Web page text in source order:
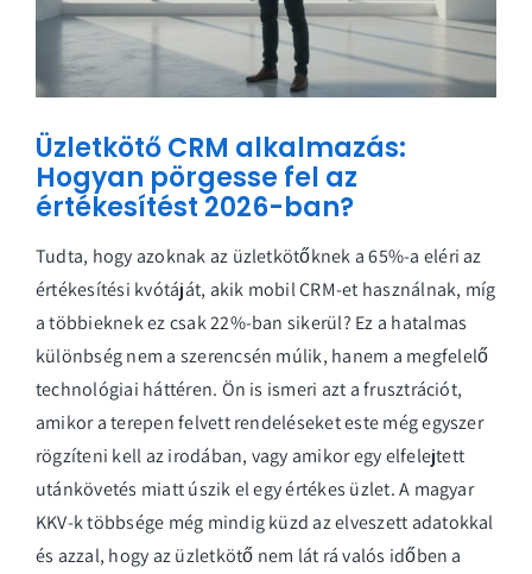
Üzletkötő CRM alkalmazás:
Hogyan pörgesse fel az
értékesítést 2026-ban?
Tudta, hogy azoknak az üzletkötőknek a 65%-a eléri az
értékesítési kvótáját, akik mobil CRM-et használnak, míg
a többieknek ez csak 22%-ban sikerül? Ez a hatalmas
különbség nem a szerencsén múlik, hanem a megfelelő
technológiai háttéren. Ön is ismeri azt a frusztrációt,
amikor a terepen felvett rendeléseket este még egyszer
rögzíteni kell az irodában, vagy amikor egy elfelejtett
utánkövetés miatt úszik el egy értékes üzlet. A magyar
KKV-k többsége még mindig küzd az elveszett adatokkal
és azzal, hogy az üzletkötő nem lát rá valós időben a